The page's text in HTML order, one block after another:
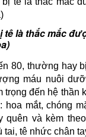
tê là thắc mắc
80, thường hay
máu nuôi
trọng đến hệ thần
hoa mắt, chóng
quên và kèm
tai, tê nhức chân